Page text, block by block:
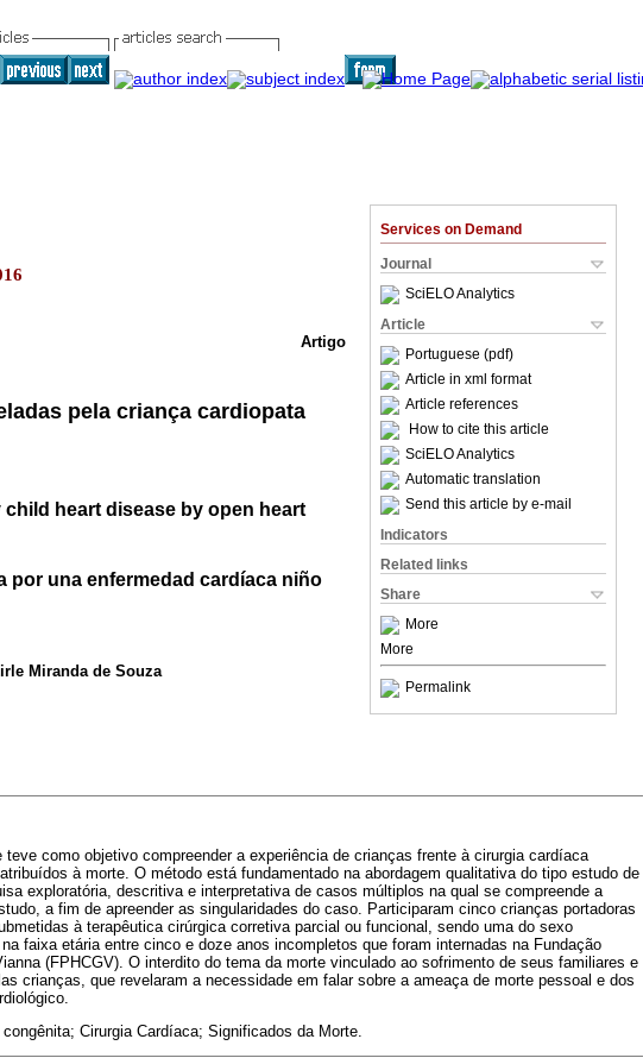
Services on Demand
Journal
SciELO Analytics
Article
Portuguese (pdf)
Article in xml format
Article references
How to cite this article
SciELO Analytics
Automatic translation
Send this article by e-mail
Indicators
Related links
Share
More
More
Permalink
Artigo
pela criança cardiopata
heart disease by open heart
por una enfermedad cardíaca niño
Miranda de Souza
como objetivo compreender a experiência de crianças frente à cirurgia cardíaca
à morte. O método está fundamentado na abordagem qualitativa do tipo estudo de
exploratória, descritiva e interpretativa de casos múltiplos na qual se compreende a
a fim de apreender as singularidades do caso. Participaram cinco crianças portadoras
à terapêutica cirúrgica corretiva parcial ou funcional, sendo uma do sexo
faixa etária entre cinco e doze anos incompletos que foram internadas na Fundação
(FPHCGV). O interdito do tema da morte vinculado ao sofrimento de seus familiares e
crianças, que revelaram a necessidade em falar sobre a ameaça de morte pessoal e dos
Cirurgia Cardíaca; Significados da Morte.